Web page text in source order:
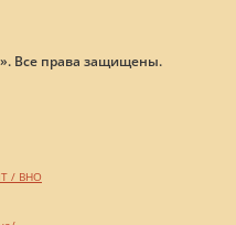
Все права защищены.
/ ВНО